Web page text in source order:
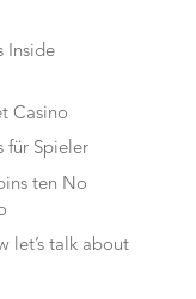
Inside
Casino
für Spieler
ten No
let’s talk about